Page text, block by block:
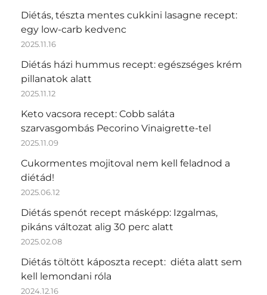
Diétás, tészta mentes cukkini lasagne recept:
egy low-carb kedvenc
2025.11.16
Diétás házi hummus recept: egészséges krém
pillanatok alatt
2025.11.12
Keto vacsora recept: Cobb saláta
szarvasgombás Pecorino Vinaigrette-tel
2025.11.09
Cukormentes mojitoval nem kell feladnod a
diétád!
2025.06.12
Diétás spenót recept másképp: Izgalmas,
pikáns változat alig 30 perc alatt
2025.02.08
Diétás töltött káposzta recept: diéta alatt sem
kell lemondani róla
2024.12.16